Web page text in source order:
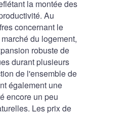
la montée des
Au
concernant le
du logement,
robuste de
durant plusieurs
de l'ensemble de
également une
encore un peu
Les prix de